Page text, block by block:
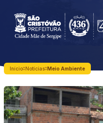
Início Notícias Meio Ambiente